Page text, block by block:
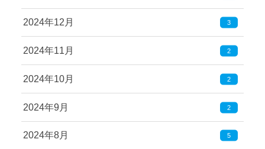
2024年12月 3
2024年11月 2
2024年10月 2
2024年9月 2
2024年8月 5